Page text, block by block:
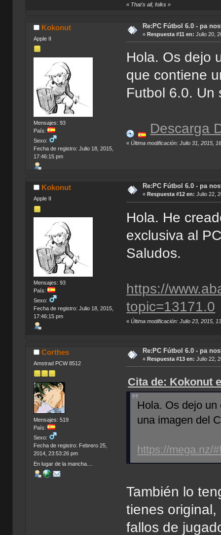
« That's all, folks »
Kokonut
Apple II
Mensajes: 93
País:
Sexo:
Fecha de registro: Julio 18, 2015,
17:46:15 pm
Re:PC Fútbol 6.0 - pa
« Respuesta #11 en: Julio 20,
Hola. Os dejo
que contiene
Futbol 6.0. Un
Descarga
«Última modificación: Julio 31, 2015,
Kokonut
Apple II
Mensajes: 93
País:
Sexo:
Fecha de registro: Julio 18, 2015,
17:46:15 pm
Re:PC Fútbol 6.0 - pa
« Respuesta #12 en: Julio 22,
Hola. He
exclusiva al
Saludos.
https://
topic=13171.0
«Última modificación: Julio 23, 2015,
Corthes
Amstrad PCW 8512
Mensajes: 519
País:
Sexo:
Fecha de registro: Febrero 25,
2014, 23:53:26 pm
En lugar de la mancha....
Re:PC Fútbol 6.0 - pa
« Respuesta #13 en: Julio 22,
Cita de: Kokonut
Hola. Os dejo
una imagen del
https://mega.nz/
También lo
tienes
fallos de